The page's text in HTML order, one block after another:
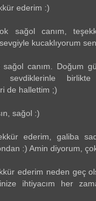
ederim :)
sağol canım,
kucaklıyorum
sağol canım. Doğum
sevdiklerinle
de hallettim ;)
sağol :)
ederim, galiba
:) Amin diyorum,
ederim neden geç
ihtiyacım her